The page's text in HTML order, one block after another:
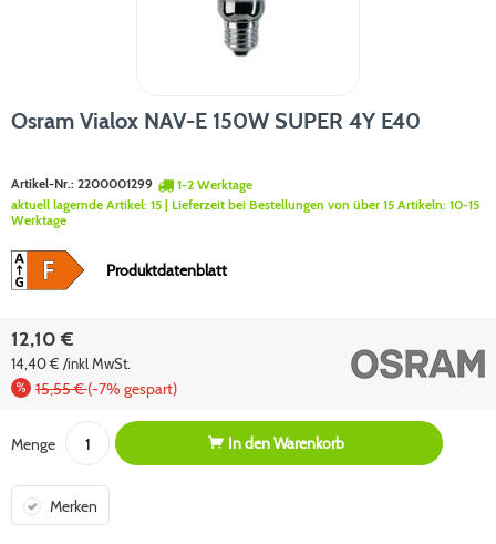
Osram Vialox NAV-E 150W SUPER 4Y E40
Artikel-Nr.: 2200001299
1-2 Werktage
aktuell lagernde Artikel: 15 | Lieferzeit bei Bestellungen von über 15 Artikeln: 10-15
Werktage
Produktdatenblatt
12,10 €
14,40 € /inkl MwSt.
15,55 €(-7% gespart)
Menge In denWarenkorb
Merken